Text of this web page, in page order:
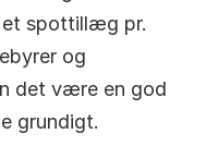
et spottillæg pr.
og
det være en god
grundigt.